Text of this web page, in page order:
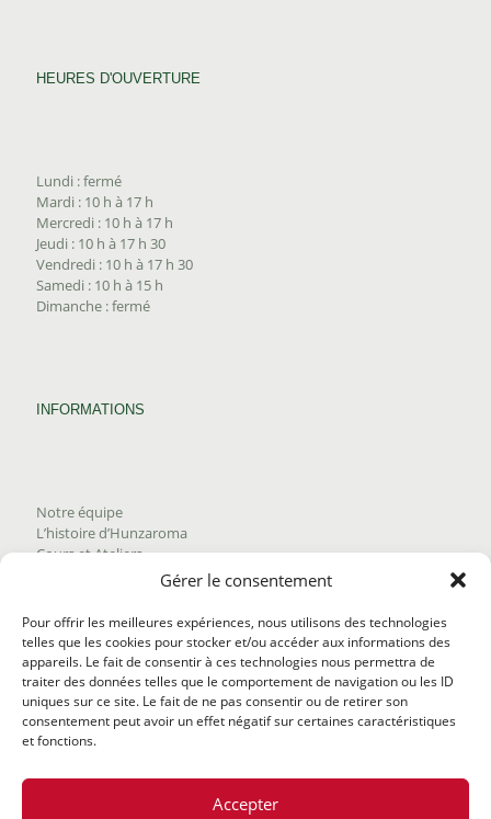
Gérer le consentement
Pour offrir les meilleures expériences, nous utilisons des technologies
telles que les cookies pour stocker et/ou accéder aux informations des
appareils. Le fait de consentir à ces technologies nous permettra de
traiter des données telles que le comportement de navigation ou les ID
uniques sur ce site. Le fait de ne pas consentir ou de retirer son
consentement peut avoir un effet négatif sur certaines caractéristiques
et fonctions.
Accepter
HEURES D'OUVERTURE
Lundi : fermé
Mardi : 10 h à 17 h
Mercredi : 10 h à 17 h
Jeudi : 10 h à 17 h 30
Vendredi : 10 h à 17 h 30
Samedi : 10 h à 15 h
Dimanche : fermé
INFORMATIONS
Notre équipe
L’histoire d’Hunzaroma
Cours et Ateliers
Trouver nos produits
Politique de frais d'envoi
Termes et conditions
Politique de remboursement